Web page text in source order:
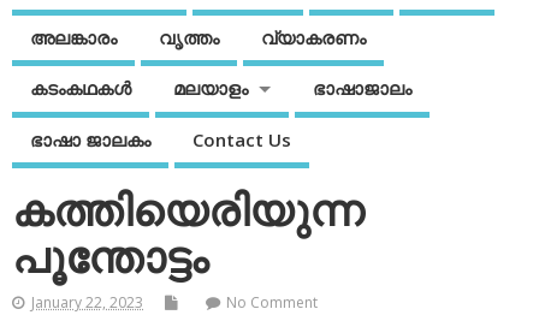
അലങ്കാരം വൃത്തം വ്യാകരണം
കടംകഥകള്‍ മലയാളം ഭാഷാജാലം
ഭാഷാ ജാലകം Contact Us
കത്തിയെരിയുന്ന
പൂന്തോട്ടം
January 22, 2023 No Comment